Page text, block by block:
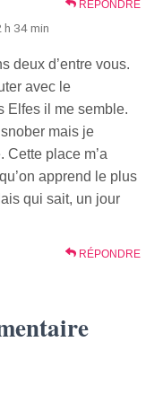
RÉPONDRE
h 34 min
deux d’entre vous.
avec le
Elfes il me semble.
mais je
Cette place m’a
apprend le plus
qui sait, un jour
RÉPONDRE